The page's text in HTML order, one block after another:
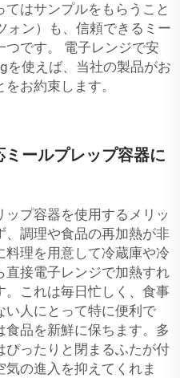
はサンプルをもらうこと
ォン）も、信頼できるミー
です。 電子レンジで安
を使えば、当社の製品がお
お約束します。
ールプレップ容器に
プ容器を使用するメリッ
、調理や食品の再加熱が非
理を用意して冷蔵庫や冷
接電子レンジで加熱すれ
。これは毎日忙しく、食事
い人にとって特に便利で
品を新鮮に保ちます。多
ぴったりと閉まるふたが付
の進入を抑えてくれま